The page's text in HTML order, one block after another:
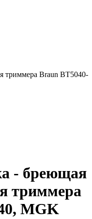
триммера Braun BT5040-
- бреющая
триммера
MGK